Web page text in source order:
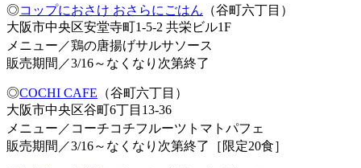
◎コップにおさけ おさらにごはん （谷町六丁目）
大阪市中央区安堂寺町1-5-2 共栄ビル1F
メニュー／鶏の唐揚げサルサソース
販売期間／3/16～なくなり次第終了
◎COCHI CAFE （谷町六丁目）
大阪市中央区谷町6丁目13-36
メニュー／コーチコチフルーツトマトパフェ
販売期間／3/16～なくなり次第終了［限定20食］